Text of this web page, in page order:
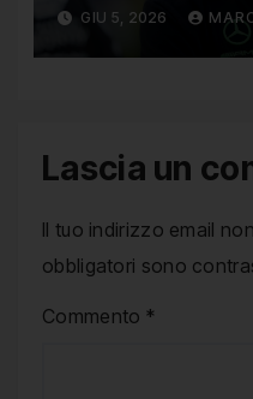
GIU 5, 2026
Lascia un
Il tuo indirizzo email
obbligatori sono
Commento *